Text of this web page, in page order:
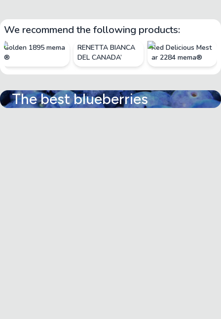
We recommend the following products:
Golden 1895 mema
®
RENETTA BIANCA
DEL CANADA’
Red Delicious Mest
ar 2284 mema®
The best blueberries